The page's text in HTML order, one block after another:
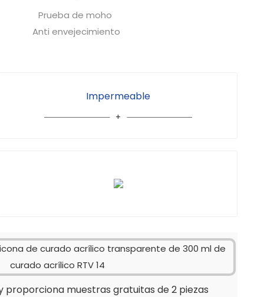
Prueba de moho
Anti envejecimiento
Impermeable
proporciona muestras gratuitas de 2 piezas